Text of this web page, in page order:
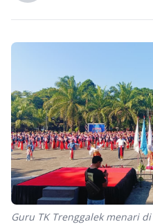
Guru TK Trenggalek menari